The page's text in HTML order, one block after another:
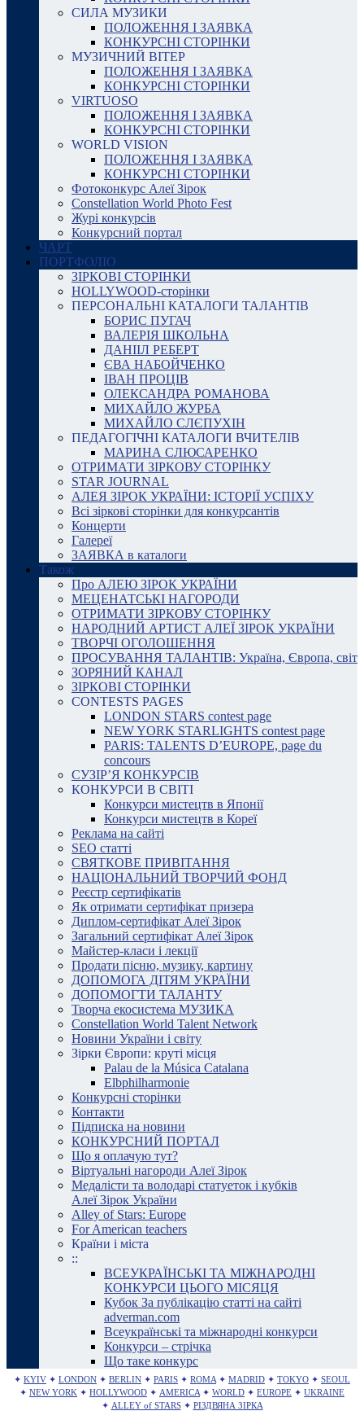
СИЛА МУЗИКИ
ПОЛОЖЕННЯ І ЗАЯВКА
КОНКУРСНІ СТОРІНКИ
МУЗИЧНИЙ ВІТЕР
ПОЛОЖЕННЯ І ЗАЯВКА
КОНКУРСНІ СТОРІНКИ
VIRTUOSO
ПОЛОЖЕННЯ І ЗАЯВКА
КОНКУРСНІ СТОРІНКИ
WORLD VISION
ПОЛОЖЕННЯ І ЗАЯВКА
КОНКУРСНІ СТОРІНКИ
Фотоконкурс Алеї Зірок
Constellation World Photo Fest
Журі конкурсів
Конкурсний портал
ЧАРТ
ПОРТФОЛІО
ЗІРКОВІ СТОРІНКИ
HOLLYWOOD-сторінки
ПЕРСОНАЛЬНІ КАТАЛОГИ ТАЛАНТІВ
БОРИС ПУГАЧ
ВАЛЕРІЯ ШКОЛЬНА
ДАНІІЛ РЕБЕРТ
ЄВА НАБОЙЧЕНКО
ІВАН ПРОЦІВ
ОЛЕКСАНДРА РОМАНОВА
МИХАЙЛО ЖУРБА
МИХАЙЛО СЛЄПУХІН
ПЕДАГОГІЧНІ КАТАЛОГИ ВЧИТЕЛІВ
МАРИНА СЛЮСАРЕНКО
ОТРИМАТИ ЗІРКОВУ СТОРІНКУ
STAR JOURNAL
АЛЕЯ ЗІРОК УКРАЇНИ: ІСТОРІЇ УСПІХУ
Всі зіркові сторінки для конкурсантів
Концерти
Галереї
ЗАЯВКА в каталоги
Також
Про АЛЕЮ ЗІРОК УКРАЇНИ
МЕЦЕНАТСЬКІ НАГОРОДИ
ОТРИМАТИ ЗІРКОВУ СТОРІНКУ
НАРОДНИЙ АРТИСТ АЛЕЇ ЗІРОК УКРАЇНИ
ТВОРЧІ ОГОЛОШЕННЯ
ПРОСУВАННЯ ТАЛАНТІВ: Україна, Європа, світ
ЗОРЯНИЙ КАНАЛ
ЗІРКОВІ СТОРІНКИ
CONTESTS PAGES
LONDON STARS contest page
NEW YORK STARLIGHTS contest page
PARIS: TALENTS D’EUROPE, page du
concours
СУЗІР’Я КОНКУРСІВ
КОНКУРСИ В СВІТІ
Конкурси мистецтв в Японії
Конкурси мистецтв в Кореї
Реклама на сайті
SEO статті
СВЯТКОВЕ ПРИВІТАННЯ
НАЦІОНАЛЬНИЙ ТВОРЧИЙ ФОНД
Реєстр сертифікатів
Як отримати сертифікат призера
Диплом-сертифікат Алеї Зірок
Загальний сертифікат Алеї Зірок
Майстер-класи і лекції
Продати пісню, музику, картину
ДОПОМОГА ДІТЯМ УКРАЇНИ
ДОПОМОГТИ ТАЛАНТУ
Творча екосистема МУЗИКА
Constellation World Talent Network
Новини України і світу
Зірки Європи: круті місця
Palau de la Música Catalana
Elbphilharmonie
Конкурсні сторінки
Контакти
Підписка на новини
КОНКУРСНИЙ ПОРТАЛ
Що я оплачую тут?
Віртуальні нагороди Алеї Зірок
Медалісти та володарі статуеток і кубків
Алеї Зірок України
Alley of Stars: Europe
For American teachers
Країни і міста
::
ВСЕУКРАЇНСЬКІ ТА МІЖНАРОДНІ
КОНКУРСИ ЦЬОГО МІСЯЦЯ
Кубок За публікацію статті на сайті
adverman.com
Всеукраїнські та міжнародні конкурси
Конкурси – стрічка
Що таке конкурс
✦ KYIV ✦ LONDON ✦ BERLIN ✦ PARIS ✦ ROMA ✦ MADRID ✦ TOKYO ✦ SEOUL
✦ NEW YORK ✦ HOLLYWOOD ✦ AMERICA ✦ WORLD ✦ EUROPE ✦ UKRAINE
✦ ALLEY of STARS ✦ РІЗДВЯНА ЗІРКА